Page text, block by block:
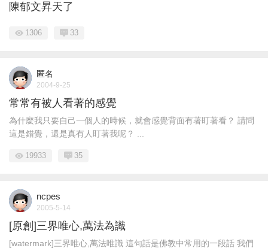
陳郁文昇天了
1306 33
匿名
2004-9-25
常常有被人看著的感覺
為什麼我只要自己一個人的時候，就會感覺背面有著盯著看？ 請問
這是錯覺，還是真有人盯著我呢？ ...
19933 35
ncpes
2005-5-14
[原創]三界唯心,萬法為識
[watermark]三界唯心,萬法唯識 這句話是佛教中常用的一段話 我們